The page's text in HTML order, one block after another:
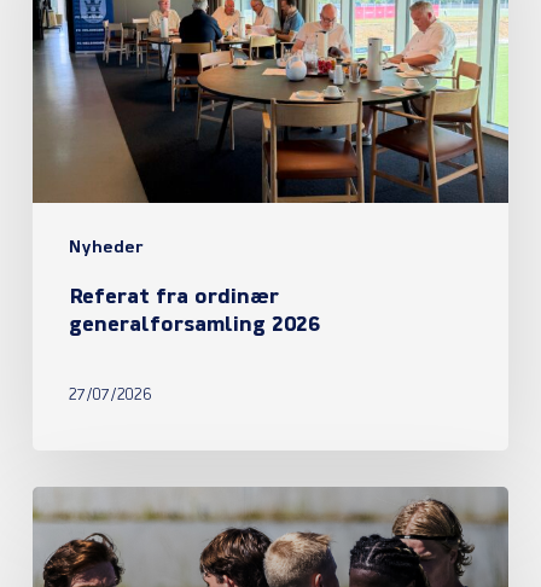
Nyheder
generalforsamling
2026
Referat fra ordinær
generalforsamling 2026
27/07/2026